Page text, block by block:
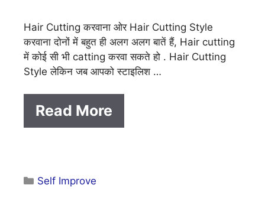
Hair Cutting करवाना ओर Hair Cutting Style
करवाना दोनों में बहुत ही अलग अलग बातें हैं, Hair cutting
में कोई सी भी catting करवा सकते हो . Hair Cutting
Style लेकिन जब आपको स्टाइलिश …
Read More
Categories
Self Improve